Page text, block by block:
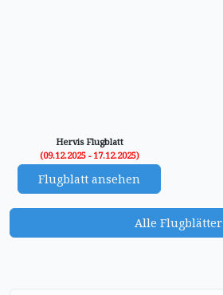
Hervis Flugblatt
(09.12.2025 - 17.12.2025)
Flugblatt ansehen
Alle Flugblätter